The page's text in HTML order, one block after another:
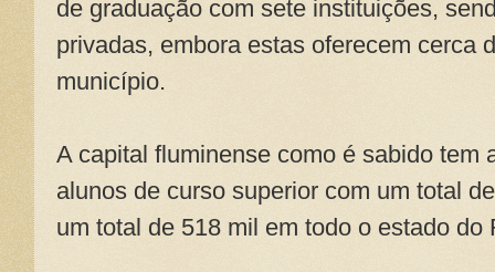
de graduação com sete instituições,
privadas, embora estas oferecem cerca
município.
A capital fluminense como é sabido tem
alunos de curso superior com um total
um total de 518 mil em todo o estado do